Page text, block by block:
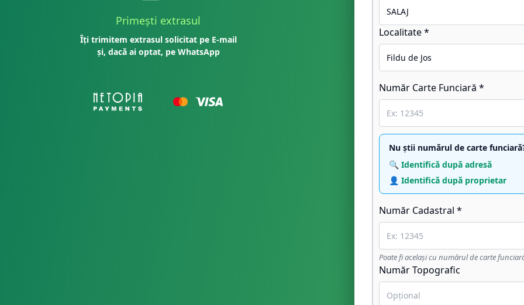
Primești extrasul
Îți trimitem extrasul solicitat pe E-mail
și, dacă ai optat, pe WhatsApp
Localitate *
Număr Carte Funciară *
Nu știi numărul de carte
🔍 Identifică după adresă
👤 Identifică după proprietar
Număr Cadastral *
Poate fi același cu numărul de carte
Număr Topografic